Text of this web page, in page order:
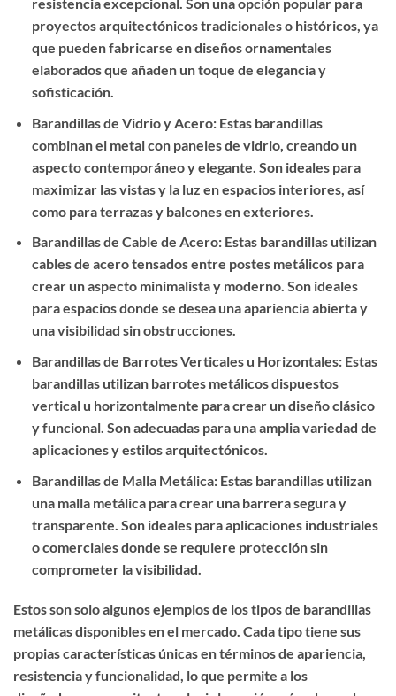
proyectos arquitectónicos tradicionales o históricos, ya
que pueden fabricarse en diseños ornamentales
elaborados que añaden un toque de elegancia y
sofisticación.
Barandillas de Vidrio y Acero: Estas barandillas
combinan el metal con paneles de vidrio, creando un
aspecto contemporáneo y elegante. Son ideales para
maximizar las vistas y la luz en espacios interiores, así
como para terrazas y balcones en exteriores.
Barandillas de Cable de Acero: Estas barandillas utilizan
cables de acero tensados entre postes metálicos para
crear un aspecto minimalista y moderno. Son ideales
para espacios donde se desea una apariencia abierta y
una visibilidad sin obstrucciones.
Barandillas de Barrotes Verticales u Horizontales: Estas
barandillas utilizan barrotes metálicos dispuestos
vertical u horizontalmente para crear un diseño clásico
y funcional. Son adecuadas para una amplia variedad de
aplicaciones y estilos arquitectónicos.
Barandillas de Malla Metálica: Estas barandillas utilizan
una malla metálica para crear una barrera segura y
transparente. Son ideales para aplicaciones industriales
o comerciales donde se requiere protección sin
comprometer la visibilidad.
Estos son solo algunos ejemplos de los tipos de barandillas
metálicas disponibles en el mercado. Cada tipo tiene sus
propias características únicas en términos de apariencia,
resistencia y funcionalidad, lo que permite a los